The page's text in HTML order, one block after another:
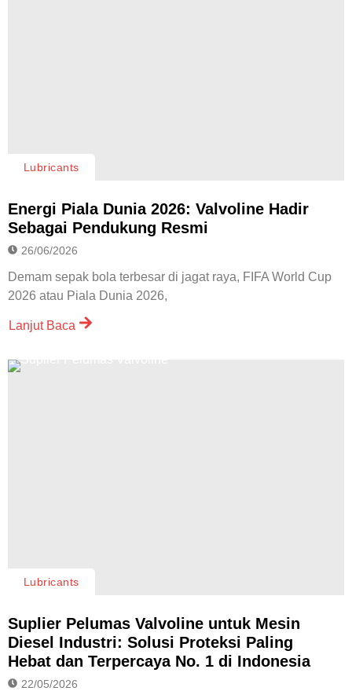
Lubricants
Energi Piala Dunia 2026: Valvoline Hadir
Sebagai Pendukung Resmi
26/06/2026
Demam sepak bola terbesar di jagat raya, FIFA World Cup
2026 atau Piala Dunia 2026,
Lanjut Baca
Lubricants
Suplier Pelumas Valvoline untuk Mesin
Diesel Industri: Solusi Proteksi Paling
Hebat dan Terpercaya No. 1 di Indonesia
22/05/2026